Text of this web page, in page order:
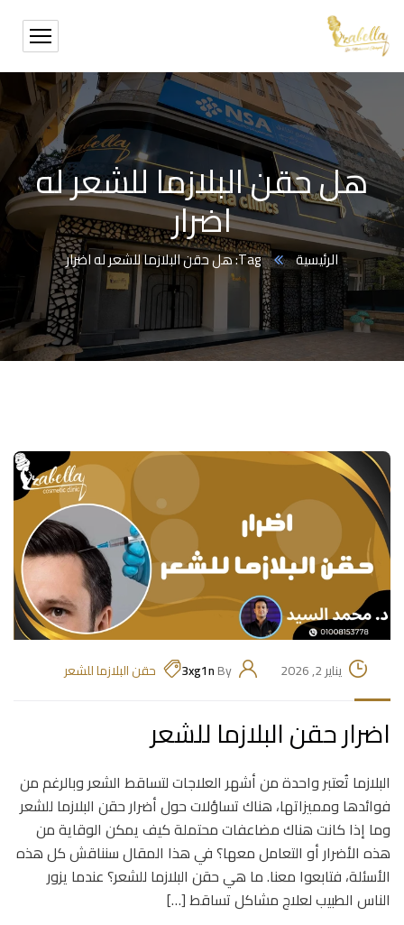
هل حقن البلازما للشعر له
اضرار
الرئيسية Tag: هل حقن البلازما للشعر له اضرار
يناير 2, 2026 By
3xg1n حقن البلازما للشعر
اضرار حقن البلازما للشعر
البلازما تُعتبر واحدة من أشهر العلاجات لتساقط الشعر وبالرغم من
فوائدها ومميزاتها، هناك تساؤلات حول أضرار حقن البلازما للشعر
وما إذا كانت هناك مضاعفات محتملة كيف يمكن الوقاية من
هذه الأضرار أو التعامل معها؟ في هذا المقال سنناقش كل هذه
الأسئلة، فتابعوا معنا. ما هي حقن البلازما للشعر؟ عندما يزور
الناس الطبيب لعلاج مشاكل تساقط […]